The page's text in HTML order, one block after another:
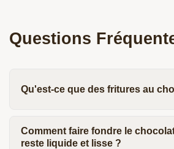
Questions
Qu'est-ce que des fritures au
Comment faire fondre le
reste liquide et lisse ?